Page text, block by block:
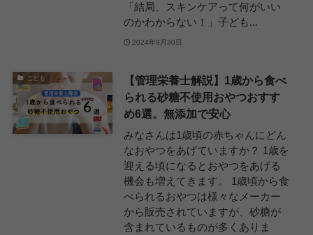
「結局、スキンケアって何がいい
のかわからない！」子ども...
2024年9月30日
こども
【管理栄養士解説】1歳から食べ
られる砂糖不使用おやつおすす
め6選。無添加で安心
みなさんは1歳頃の赤ちゃんにどん
なおやつをあげていますか？ 1歳を
迎える頃になるとおやつをあげる
機会も増えてきます。 1歳頃から食
べられるおやつは様々なメーカー
から販売されていますが、砂糖が
含まれているものが多くありま